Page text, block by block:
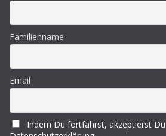
Familienname
Email
Indem Du fortfährst, akzeptierst